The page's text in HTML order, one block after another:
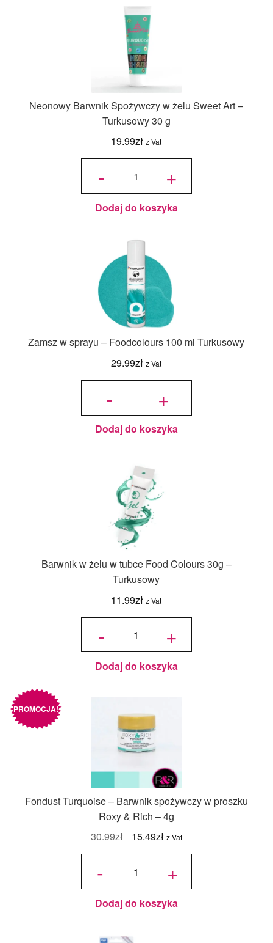
Neonowy Barwnik Spożywczy w żelu Sweet Art –
Turkusowy 30 g
19.99zł z Vat
-
ilość
Spożywczy
w żelu
Sweet Art -
Turkusowy
30 g
+
Dodaj do koszyka
Zamsz w sprayu – Foodcolours 100 ml Turkusowy
29.99zł z Vat
-
ilość Zamsz
100 ml
Turkusowy +
Dodaj do koszyka
Barwnik w żelu w tubce Food Colours 30g –
Turkusowy
11.99zł z Vat
-
ilość
tubce
Food
Colours
30g -
Turkusowy
+
Dodaj do koszyka
Fondust Turquoise – Barwnik spożywczy w proszku
Roxy & Rich – 4g
PROMOCJA!
30.99zł
Pierwotna
cena
wynosiła:
15.49złAktualna
cena
15.49zł.
z Vat
-
ilość
- Barwnik
spożywczy
w proszku
Roxy &
Rich - 4g
+
Dodaj do koszyka